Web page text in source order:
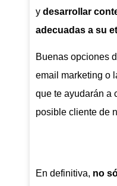
y desarrollar
adecuadas a su
Buenas opciones
email marketing o
que te ayudarán a
posible cliente de
En definitiva, no